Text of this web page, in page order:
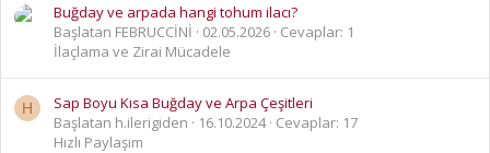
Buğday ve arpada hangi tohum ilacı?
Başlatan FEBRUCCİNİ
02.05.2026 Cevaplar: 1
İlaçlama ve Zirai Mücadele
H
Sap Boyu Kısa Buğday ve Arpa Çeşitleri
Başlatan h.ilerigiden
16.10.2024 Cevaplar: 17
Hızlı Paylaşım